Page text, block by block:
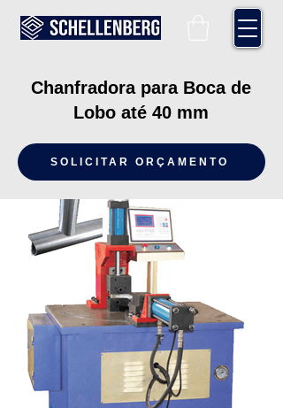
Chanfradora para Boca de
Lobo até 40 mm
SOLICITAR ORÇAMENTO